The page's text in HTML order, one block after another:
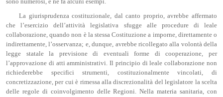
La giurisprudenza costituzionale, dal canto proprio, avrebbe affermato
che l’esercizio dell’attività legislativa sfugge alle procedure di leale
collaborazione, quando non è la stessa Costituzione a imporne, direttamente o
indirettamente, l’osservanza; e, dunque, avrebbe ricollegato alla volontà della
legge statale la previsione di eventuali forme di cooperazione, per
l’approvazione di atti amministrativi. Il principio di leale collaborazione non
richiederebbe specifici strumenti, costituzionalmente vincolati, di
concretizzazione, per cui è rimessa alla discrezionalità del legislatore la scelta
delle regole di coinvolgimento delle Regioni. Nella materia sanitaria, con